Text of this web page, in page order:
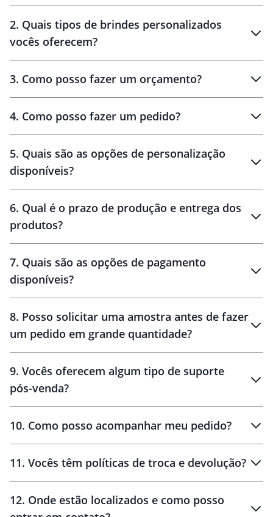
Brindes personalizados
2. Quais tipos de brindes personalizados
vocês oferecem?
personalizados
3. Como posso fazer um orçamento?
brinde
personalização
4. Como posso fazer um pedido?
amostra virtual
5. Quais são as opções de personalização
disponíveis?
6. Qual é o prazo de produção e entrega dos
produtos?
10 dias
brinde
48 horas
7. Quais são as opções de pagamento
disponíveis?
8. Posso solicitar uma amostra antes de fazer
um pedido em grande quantidade?
amostras
9. Vocês oferecem algum tipo de suporte
pós-venda?
10. Como posso acompanhar meu pedido?
11. Vocês têm políticas de troca e devolução?
12. Onde estão localizados e como posso